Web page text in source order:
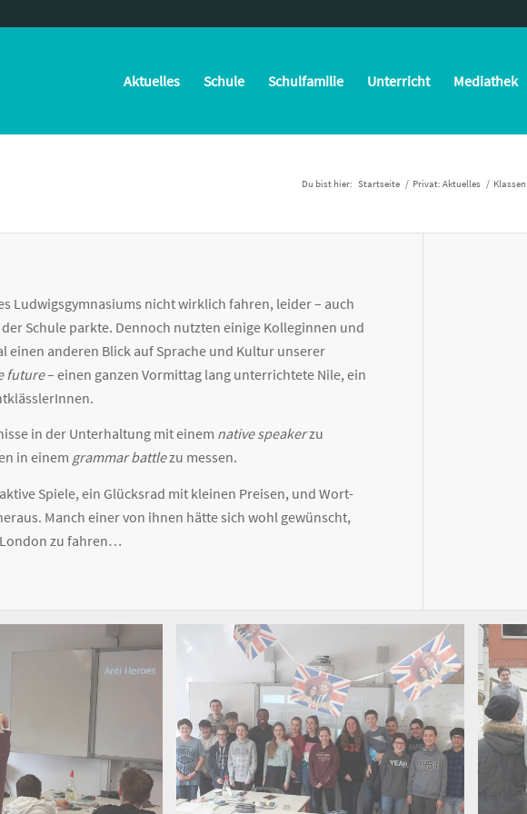
Aktuelles Schule Schulfamilie Unterricht Mediathek
Du bist hier: Startseite / Privat: Aktuelles / Klassen
Ludwigsgymnasiums nicht wirklich fahren, leider – auch
Schule parkte. Dennoch nutzten einige Kolleginnen und
einen anderen Blick auf Sprache und Kultur unserer
future– einen ganzen Vormittag lang unterrichtete Nile, ein
in der Unterhaltung mit einem native speakerzu
in einem grammar battlezu messen.
Spiele, ein Glücksrad mit kleinen Preisen, und Wort-
Manch einer von ihnen hätte sich wohl gewünscht,
zu fahren…